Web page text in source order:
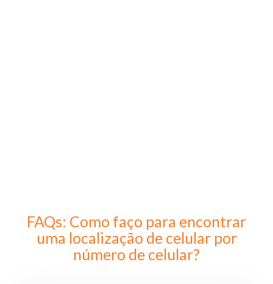
FAQs: Como faço para encontrar
uma localização de celular por
número de celular?